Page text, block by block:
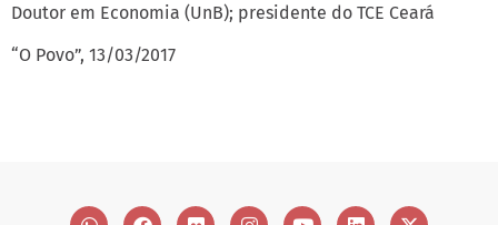
Doutor em Economia (UnB); presidente do TCE Ceará
“O Povo”, 13/03/2017